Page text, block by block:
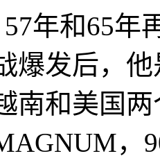
年和65年
爆发后，
南和美国
，